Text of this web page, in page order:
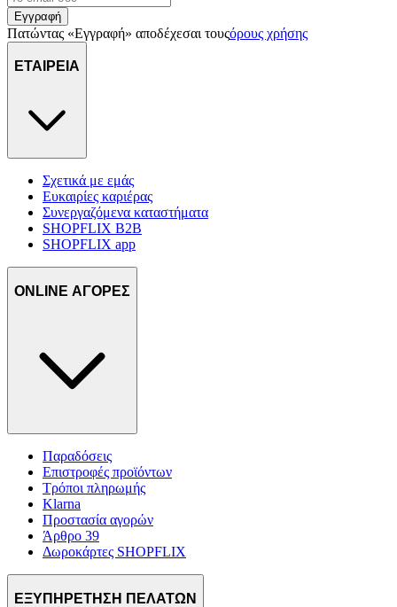
πληροφορίες σχετικά με την από μέρους σας χρήση της
τοποθεσίας μας στους συνεργάτες μέσων κοινωνικής
δικτύωσης, διαφημίσεων και ανάλυσης.
Εγγραφή
Πατώντας «Εγγραφή» αποδέχεσαι τουςόρους χρήσης
ΕΤΑΙΡΕΙΑ
Σχετικά με εμάς
Ευκαιρίες καριέρας
Συνεργαζόμενα καταστήματα
SHOPFLIX B2B
SHOPFLIX app
ONLINE ΑΓΟΡΕΣ
Παραδόσεις
Επιστροφές προϊόντων
Τρόποι πληρωμής
Klarna
Προστασία αγορών
Άρθρο 39
Δωροκάρτες SHOPFLIX
ΕΞΥΠΗΡΕΤΗΣΗ ΠΕΛΑΤΩΝ